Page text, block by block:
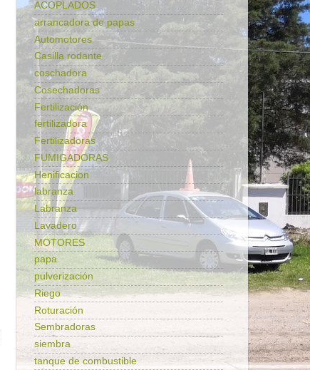
ACOPLADOS
arrancadora de papas
Automotores
Casilla rodante
coschadora
Cosechadoras
Fertilización
fertilizadora
Fertilizadoras
FUMIGADORAS
Henificacion
labranza
Labranza
Lavadero
MOTORES
papa
pulverización
Riego
Roturación
Sembradoras
siembra
tanque de combustible